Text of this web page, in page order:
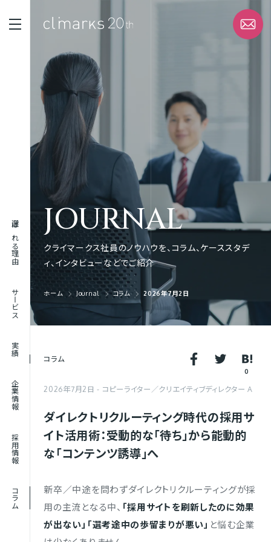
選ばれる理由
サービス
実績
企業情報
採用情報
コラム
STRENGTH
選ばれる理由
SERVICE
サービス
WORK
実績
ABOUT
企業情報
RECRUIT
採用情報
JOURNAL
クライマークス社員のノウハウを、コラム、ケーススタデ
ィ、インタビューなどでご紹介
ホーム Journal コラム 2026年7月2日
0
コラム
2026年7月2日 コピーライター／クリエイティブディレクター A
ダイレクトリクルーティング時代の採用サ
イト活用術：受動的な「待ち」から能動的
な「コンテンツ誘導」へ
新卒／中途を問わずダイレクトリクルーティングが採
用の主流となる中、 「採用サイトを刷新したのに効果
が出ない」「選考途中の歩留まりが悪い」 と悩む企業